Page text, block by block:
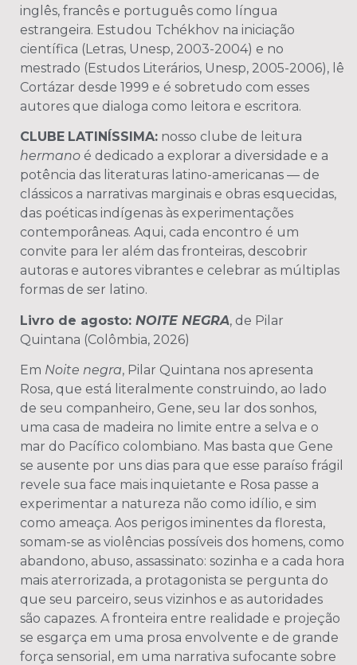
inglês, francês e português como língua
estrangeira. Estudou Tchékhov na iniciação
científica (Letras, Unesp, 2003-2004) e no
mestrado (Estudos Literários, Unesp, 2005-2006), lê
Cortázar desde 1999 e é sobretudo com esses
autores que dialoga como leitora e escritora.
CLUBE LATINÍSSIMA: nosso clube de leitura
hermano é dedicado a explorar a diversidade e a
potência das literaturas latino-americanas — de
clássicos a narrativas marginais e obras esquecidas,
das poéticas indígenas às experimentações
contemporâneas. Aqui, cada encontro é um
convite para ler além das fronteiras, descobrir
autoras e autores vibrantes e celebrar as múltiplas
formas de ser latino.
Livro de agosto: NOITE NEGRA, de Pilar
Quintana (Colômbia, 2026)
Em Noite negra, Pilar Quintana nos apresenta
Rosa, que está literalmente construindo, ao lado
de seu companheiro, Gene, seu lar dos sonhos,
uma casa de madeira no limite entre a selva e o
mar do Pacífico colombiano. Mas basta que Gene
se ausente por uns dias para que esse paraíso frágil
revele sua face mais inquietante e Rosa passe a
experimentar a natureza não como idílio, e sim
como ameaça. Aos perigos iminentes da floresta,
somam-se as violências possíveis dos homens, como
abandono, abuso, assassinato: sozinha e a cada hora
mais aterrorizada, a protagonista se pergunta do
que seu parceiro, seus vizinhos e as autoridades
são capazes. A fronteira entre realidade e projeção
se esgarça em uma prosa envolvente e de grande
força sensorial, em uma narrativa sufocante sobre